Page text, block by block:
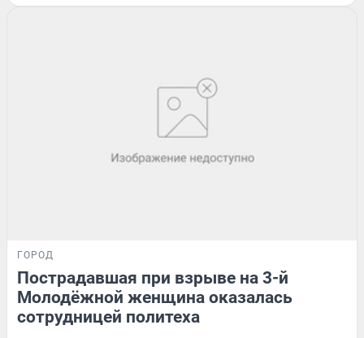
ГОРОД
Пострадавшая при взрыве на 3-й
Молодёжной женщина оказалась
сотрудницей политеха